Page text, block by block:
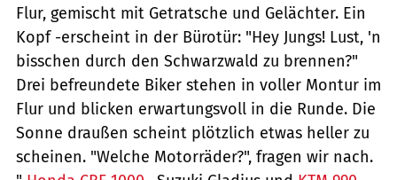
Flur, gemischt mit Getratsche und Gelächter. Ein
Kopf -erscheint in der Bürotür: "Hey Jungs! Lust, 'n
bisschen durch den Schwarzwald zu brennen?"
Drei befreundete Biker stehen in voller Montur im
Flur und blicken erwartungsvoll in die Runde. Die
Sonne draußen scheint plötzlich etwas heller zu
scheinen. "Welche Motorräder?", fragen wir nach.